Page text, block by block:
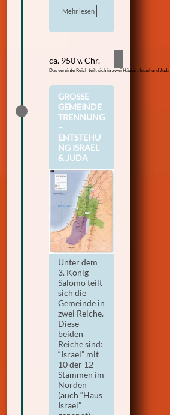
Mehr lesen
ca. 950 v. Chr.
Das vereinte Reich teilt sich in zwei Häuser: Israel und Juda
GROSSE G
EMEINDET
RENNUNG –
E
NTSTEHUN
G ISRAEL &
JUDA
Unter dem
3. König
Salomo teilt
sich die
Gemeinde in
zwei Reiche.
Diese
beiden
Reiche sind:
“Israel” mit
10 der 12
Stämmen im
Norden
(auch “Haus
Israel”